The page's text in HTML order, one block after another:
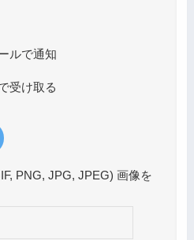
ルで通知
受け取る
PNG, JPG, JPEG) 画像を